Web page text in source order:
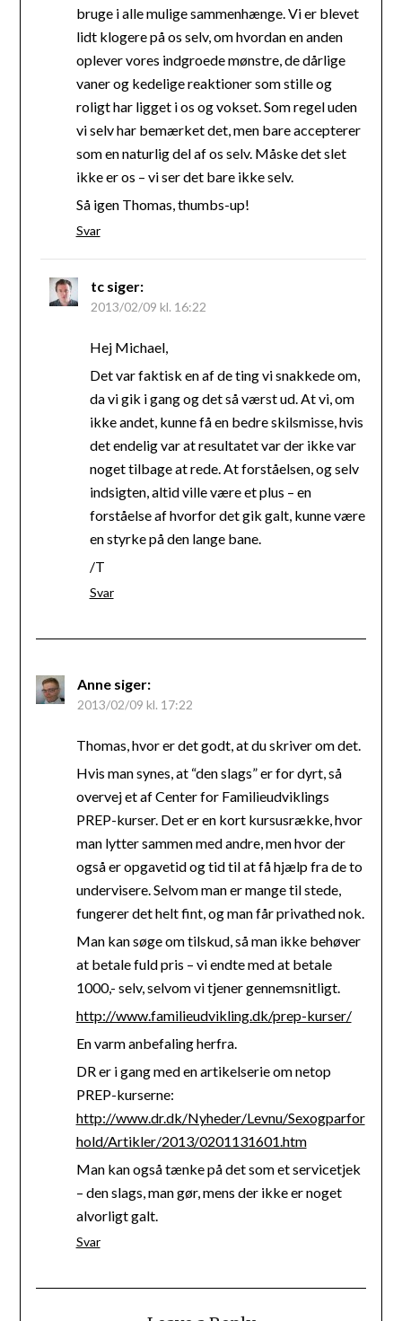
bruge i alle mulige sammenhænge. Vi er blevet
lidt klogere på os selv, om hvordan en anden
oplever vores indgroede mønstre, de dårlige
vaner og kedelige reaktioner som stille og
roligt har ligget i os og vokset. Som regel uden
vi selv har bemærket det, men bare accepterer
som en naturlig del af os selv. Måske det slet
ikke er os – vi ser det bare ikke selv.
Så igen Thomas, thumbs-up!
Svar
tc siger:
2013/02/09 kl. 16:22
Hej Michael,
Det var faktisk en af de ting vi snakkede om,
da vi gik i gang og det så værst ud. At vi, om
ikke andet, kunne få en bedre skilsmisse, hvis
det endelig var at resultatet var der ikke var
noget tilbage at rede. At forståelsen, og selv
indsigten, altid ville være et plus – en
forståelse af hvorfor det gik galt, kunne være
en styrke på den lange bane.
/T
Svar
Anne siger:
2013/02/09 kl. 17:22
Thomas, hvor er det godt, at du skriver om det.
Hvis man synes, at “den slags” er for dyrt, så
overvej et af Center for Familieudviklings
PREP-kurser. Det er en kort kursusrække, hvor
man lytter sammen med andre, men hvor der
også er opgavetid og tid til at få hjælp fra de to
undervisere. Selvom man er mange til stede,
fungerer det helt fint, og man får privathed nok.
Man kan søge om tilskud, så man ikke behøver
at betale fuld pris – vi endte med at betale
1000,- selv, selvom vi tjener gennemsnitligt.
http://www.familieudvikling.dk/prep-kurser/
En varm anbefaling herfra.
DR er i gang med en artikelserie om netop
PREP-kurserne:
http://www.dr.dk/Nyheder/Levnu/Sexogparfor
hold/Artikler/2013/0201131601.htm
Man kan også tænke på det som et servicetjek
– den slags, man gør, mens der ikke er noget
alvorligt galt.
Svar